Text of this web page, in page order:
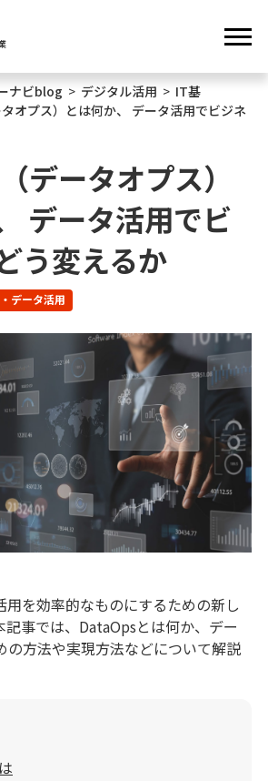
ナビblog > デジタル活用 > IT基
オプス）とは何か、 データ活用でビジネ
データオプス）
データ活用でビ
う変えるか
データ活用
用を効率的なものにするための新し
記事では、DataOpsとは何か、デー
の方法や実現方法などについて解説